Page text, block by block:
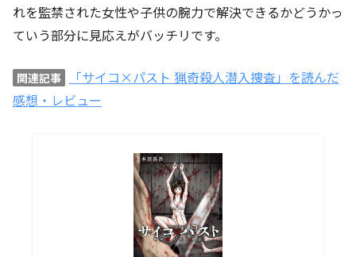
れを監禁された女性や子供の腕力で解決できるかどうかっ
ていう部分に見応えがバッチリです。
関連記事
「サイコ×パスト 猟奇殺人潜入捜査」を読んだ
感想・レビュー